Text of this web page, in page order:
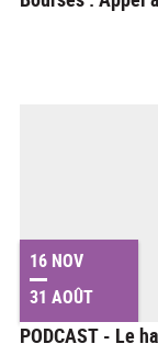
16 NOV
31 AOÛT
PODCAST - Le